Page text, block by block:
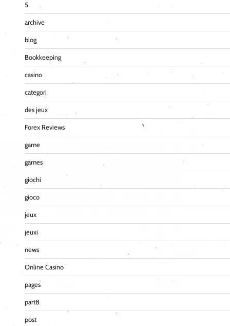
5
archive
blog
Bookkeeping
casino
categori
des jeux
Forex Reviews
game
games
giochi
gioco
jeux
jeuxi
news
Online Casino
pages
part8
post